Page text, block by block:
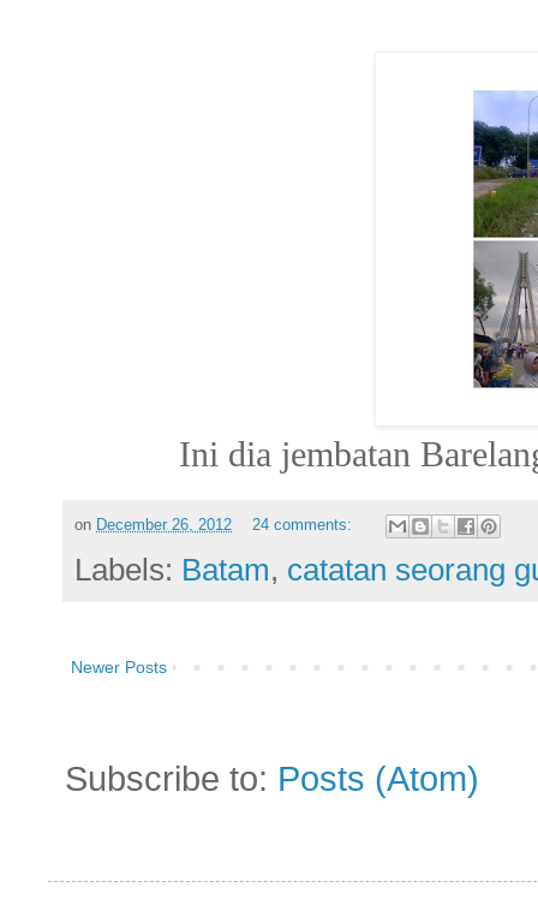
Ini dia jembatan
on December 26, 2012 24 comments:
Labels: Batam, catatan seorang
Newer Posts
Subscribe to: Posts (Atom)